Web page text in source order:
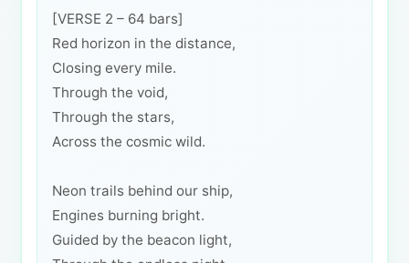
[VERSE 2 – 64 bars]
Red horizon in the distance,
Closing every mile.
Through the void,
Through the stars,
Across the cosmic wild.
Neon trails behind our ship,
Engines burning bright.
Guided by the beacon light,